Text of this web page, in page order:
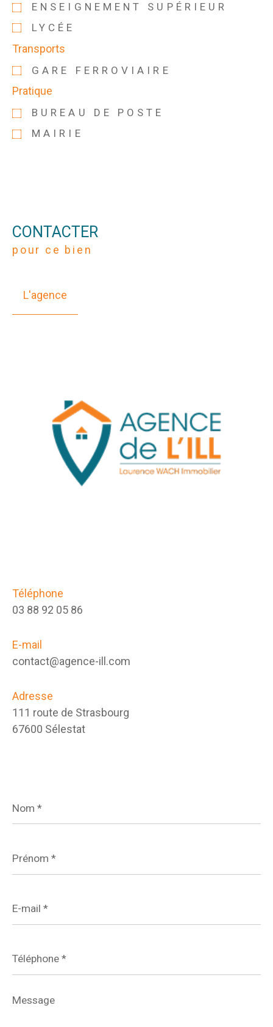
ENSEIGNEMENT SUPÉRIEUR
LYCÉE
Transports
GARE FERROVIAIRE
Pratique
BUREAU DE POSTE
MAIRIE
CONTACTER
pour ce bien
L'agence
Téléphone
03 88 92 05 86
E-mail
contact@agence-ill.com
Adresse
111 route de Strasbourg
67600 Sélestat
*
*
mail
*
*
Message
*